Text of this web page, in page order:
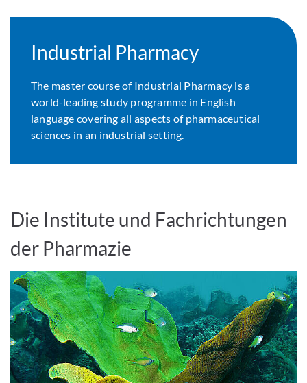
Industrial Pharmacy
The master course of Industrial Pharmacy is a
world-leading study programme in English
language covering all aspects of pharmaceutical
sciences in an industrial setting.
Die Institute und Fachrichtungen
der Pharmazie